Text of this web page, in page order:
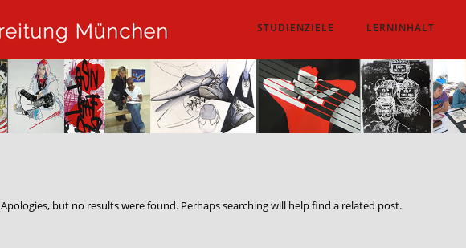
STUDIENZIELE LERNINHALT
Apologies, but no results were found. Perhaps searching will help find a related post.